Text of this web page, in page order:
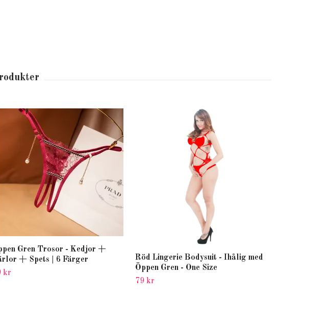
Gren Trosor - Kedjor +
+ Spets | 6 Färger
kr
Röd Lingerie Bodysuit - Ihålig med
Öppen Gren - One Size
79 kr